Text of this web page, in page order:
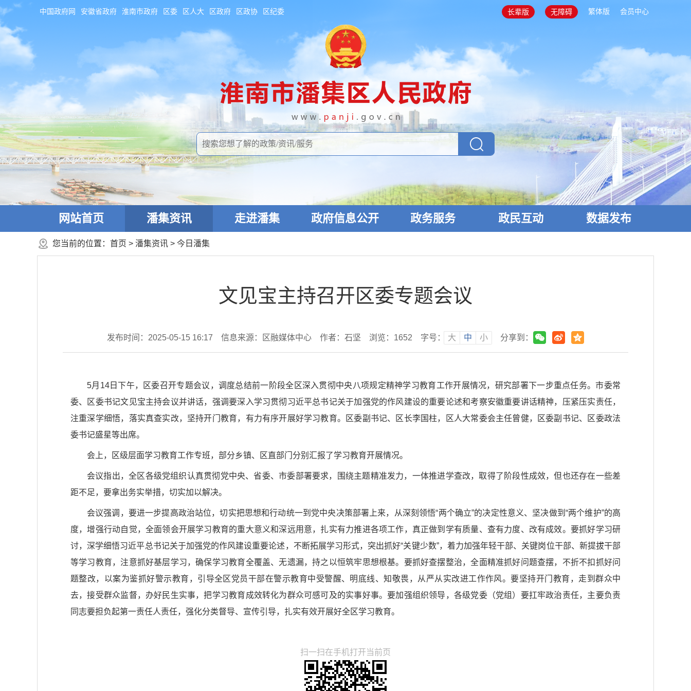
中国政府网 安徽省政府 淮南市政府 区委 区人大 区政府 区政协 区纪委 长辈版 无障碍 繁体版 会员中心
网站首页 潘集资讯 走进潘集 政府信息公开 政务服务 政民互动 数据发布
您当前的位置： 首页 > 潘集资讯 > 今日潘集
文见宝主持召开区委专题会议
发布时间：2025-05-15 16:17 信息来源：区融媒体中心 作者：石坚 浏览： 1652 字号： 大 中 小 分享到：
5月14日下午，区委召开专题会议，调度总结前一阶段全区深入贯彻中央八项规定精神学习教育工作开展情况，研究部署下一步重点任务。市委常
委、区委书记文见宝主持会议并讲话，强调要深入学习贯彻习近平总书记关于加强党的作风建设的重要论述和考察安徽重要讲话精神，压紧压实责任，
注重深学细悟，落实真查实改，坚持开门教育，有力有序开展好学习教育。区委副书记、区长李国柱，区人大常委会主任曾健，区委副书记、区委政法
委书记盛星等出席。
会上，区级层面学习教育工作专班，部分乡镇、区直部门分别汇报了学习教育开展情况。
会议指出，全区各级党组织认真贯彻党中央、省委、市委部署要求，围绕主题精准发力，一体推进学查改，取得了阶段性成效，但也还存在一些差
距不足，要拿出务实举措，切实加以解决。
会议强调，要进一步提高政治站位，切实把思想和行动统一到党中央决策部署上来，从深刻领悟“两个确立”的决定性意义、坚决做到“两个维护”的高
度，增强行动自觉，全面领会开展学习教育的重大意义和深远用意，扎实有力推进各项工作，真正做到学有质量、查有力度、改有成效。要抓好学习研
讨，深学细悟习近平总书记关于加强党的作风建设重要论述，不断拓展学习形式，突出抓好“关键少数”，着力加强年轻干部、关键岗位干部、新提拔干部
等学习教育，注意抓好基层学习，确保学习教育全覆盖、无遗漏，持之以恒筑牢思想根基。要抓好查摆整治，全面精准抓好问题查摆，不折不扣抓好问
题整改，以案为鉴抓好警示教育，引导全区党员干部在警示教育中受警醒、明底线、知敬畏，从严从实改进工作作风。要坚持开门教育，走到群众中
去，接受群众监督，办好民生实事，把学习教育成效转化为群众可感可及的实事好事。要加强组织领导，各级党委（党组）要扛牢政治责任，主要负责
同志要担负起第一责任人责任，强化分类督导、宣传引导，扎实有效开展好全区学习教育。
扫一扫在手机打开当前页